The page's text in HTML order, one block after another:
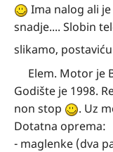
Ima nalog ali
snadje.... Slobin
slikamo,
Elem. Motor je
Godište je 1998.
non stop
. Uz
Dotatna oprema:
- maglenke (dva